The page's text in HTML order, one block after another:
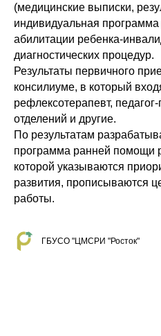
(медицинские выписки,
индивидуальная
абилитации ребенка-
диагностических процедур.
Результаты первичного
консилиуме, в который
рефлексотерапевт,
отделений и другие.
По результатам
программа ранней помощи
которой указываются
развития, прописываются
работы.
ГБУСО "ЦМСРИ "Росток"